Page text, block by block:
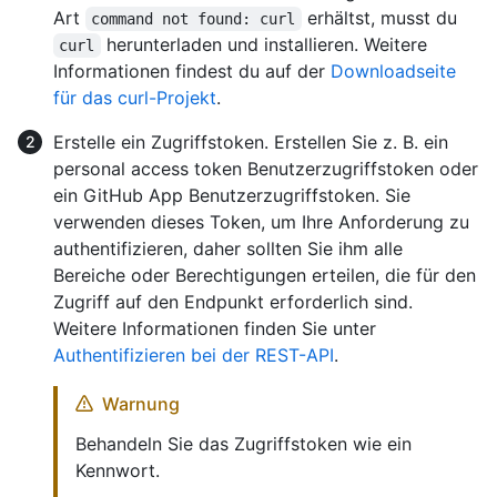
Art
command not found: curl erhältst, musst du
curl
herunterladen und installieren. Weitere
Informationen findest du auf der Downloadseite
für das curl-Projekt.
Erstelle ein Zugriffstoken. Erstellen Sie z. B. ein
personal access token Benutzerzugriffstoken oder
ein GitHub App Benutzerzugriffstoken. Sie
verwenden dieses Token, um Ihre Anforderung zu
authentifizieren, daher sollten Sie ihm alle
Bereiche oder Berechtigungen erteilen, die für den
Zugriff auf den Endpunkt erforderlich sind.
Weitere Informationen finden Sie unter
Authentifizieren bei der REST-API.
Warnung
Behandeln Sie das Zugriffstoken wie ein
Kennwort.